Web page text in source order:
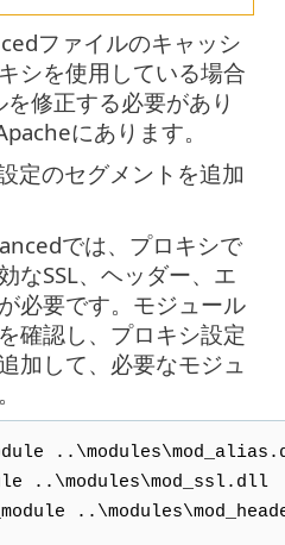
ファイルのキャッシ
シを使用している場合
修正する必要があり
にあります。
定のセグメントを追加
では、プロキシで
なSSL、ヘッダー、エ
必要です。モジュール
確認し、プロキシ設定
加して、必要なモジュ
..\modules\mod_ssl.dll